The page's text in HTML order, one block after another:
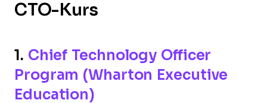
CTO-Kurs
1. Chief Technology Officer
Program (Wharton Executive
Education)